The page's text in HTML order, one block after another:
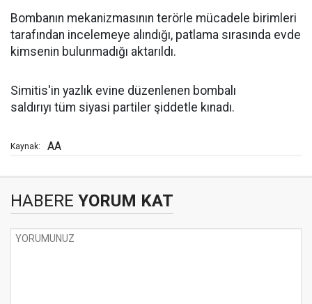
Bombanın mekanizmasının terörle mücadele birimleri
tarafından incelemeye alındığı, patlama sırasında evde
kimsenin bulunmadığı aktarıldı.
Simitis'in yazlık evine düzenlenen bombalı
saldırıyı tüm siyasi partiler şiddetle kınadı.
Kaynak: AA
HABERE YORUM KAT